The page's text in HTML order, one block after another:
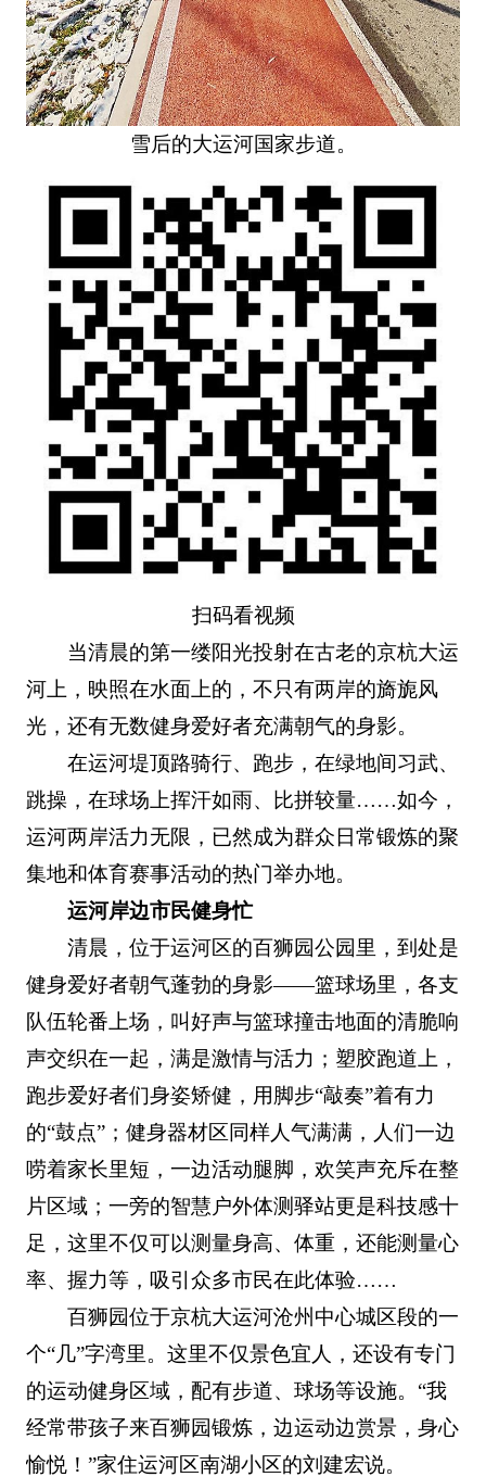
雪后的大运河国家步道。
扫码看视频
当清晨的第一缕阳光投射在古老的京杭大运
河上，映照在水面上的，不只有两岸的旖旎风
光，还有无数健身爱好者充满朝气的身影。
在运河堤顶路骑行、跑步，在绿地间习武、
跳操，在球场上挥汗如雨、比拼较量……如今，
运河两岸活力无限，已然成为群众日常锻炼的聚
集地和体育赛事活动的热门举办地。
运河岸边市民健身忙
清晨，位于运河区的百狮园公园里，到处是
健身爱好者朝气蓬勃的身影——篮球场里，各支
队伍轮番上场，叫好声与篮球撞击地面的清脆响
声交织在一起，满是激情与活力；塑胶跑道上，
跑步爱好者们身姿矫健，用脚步“敲奏”着有力
的“鼓点”；健身器材区同样人气满满，人们一边
唠着家长里短，一边活动腿脚，欢笑声充斥在整
片区域；一旁的智慧户外体测驿站更是科技感十
足，这里不仅可以测量身高、体重，还能测量心
率、握力等，吸引众多市民在此体验……
百狮园位于京杭大运河沧州中心城区段的一
个“几”字湾里。这里不仅景色宜人，还设有专门
的运动健身区域，配有步道、球场等设施。“我
经常带孩子来百狮园锻炼，边运动边赏景，身心
愉悦！”家住运河区南湖小区的刘建宏说。